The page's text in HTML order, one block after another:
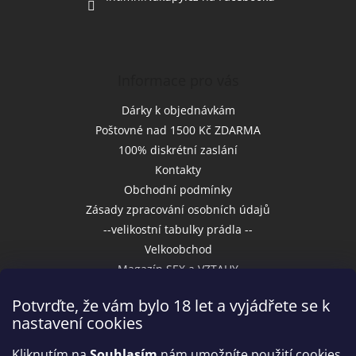
Potvrďte, že vám bylo 18 let a vyjádřete se k
nastavení cookies
Dárky k objednávkám
Poštovné nad 1500 Kč ZDARMA
100% diskrétní zaslání
Kontakty
Obchodní podmínky
Zásady zpracování osobních údajů
--velikostní tabulky prádla --
Velkoobchod
Magazín SEX a VZTAHY